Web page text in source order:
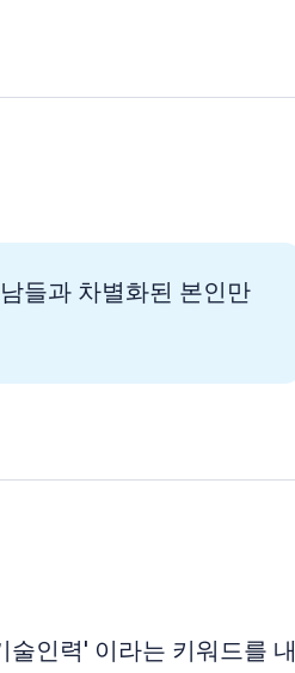
들과 차별화된 본인만
인력' 이라는 키워드를 내